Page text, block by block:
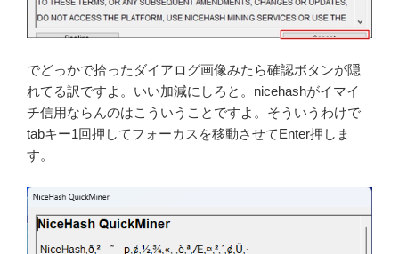
でどっかで拾ったダイアログ画像みたら確認ボタンが隠
れてる訳ですよ。いい加減にしろと。nicehashがイマイ
チ信用ならんのはこういうことですよ。そういうわけで
tabキー1回押してフォーカスを移動させてEnter押しま
す。